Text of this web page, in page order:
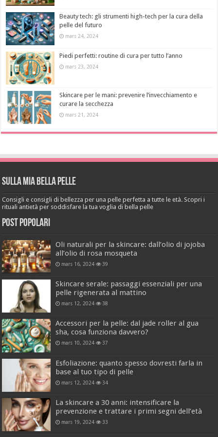
Beauty tech: gli strumenti high-tech per la cura della
pelle del futuro
mars 24, 2024
Piedi perfetti: routine di cura per tutto l’anno
mars 23, 2024
Skincare per le mani: prevenire l’invecchiamento e
curare la secchezza
mars 21, 2024
Sulla mia bella pelle
Consigli e consigli di bellezza per una pelle perfetta a tutte le età. Scopri i
rituali antietà per soddisfare la tua voglia di bella pelle
Post popolari
Oli naturali per la skincare: dall’olio di jojoba
all’olio di rosa mosqueta
mars 16, 2024 39
Skincare serale: passaggi essenziali per una
pelle rigenerata al mattino
mars 12, 2024 38
Accessori per la pelle: dal jade roller al gua
sha, cosa funziona davvero?
mars 10, 2024 37
Esfoliazione: quanto spesso dovresti farla in
base al tuo tipo di pelle
mars 12, 2024 34
La skincare a 30 anni: intensificare la
prevenzione e trattare i primi segni dell’età
mars 19, 2024 33